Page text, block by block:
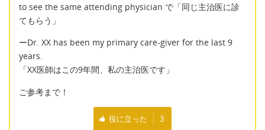
to see the same attending physician で「同じ主治医に診
てもらう」
ーDr. XX has been my primary care-giver for the last 9
years.
「XX医師はこの9年間、私の主治医です」
ご参考まで！
役に立った 3